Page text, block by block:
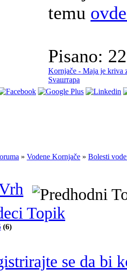
temu
Pisano:
Kornjače - Maja je kriva
Svaштара
» Vodene Kornjače » Bolesti
Topik
(6)
se da bi